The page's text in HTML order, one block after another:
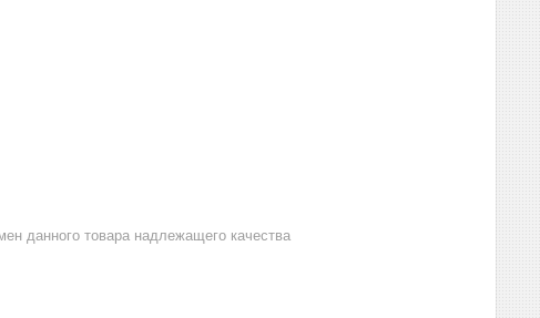
данного товара надлежащего качества